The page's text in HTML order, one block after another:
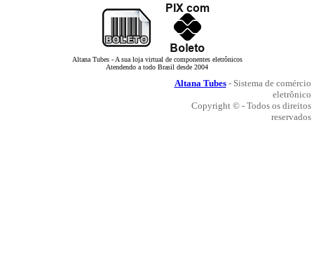
Altana Tubes - A sua loja virtual de componentes eletrônicos
Atendendo a todo Brasil desde 2004
Altana Tubes- Sistema de comércio
eletrônico
Copyright © - Todos os direitos
reservados